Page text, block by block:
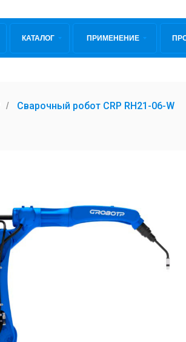
КАТАЛОГ ПРИМЕНЕНИЕ
/ Сварочный робот CRP RH21-06-W